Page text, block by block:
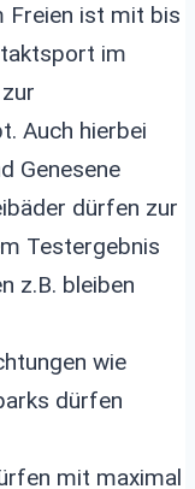
Freien ist mit bis
im
Auch hierbei
Genesene
dürfen zur
Testergebnis
z.B. bleiben
wie
dürfen
mit maximal